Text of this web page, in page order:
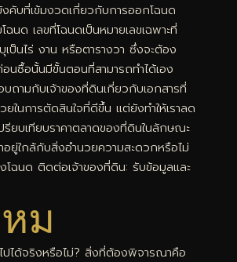
คับที่เข้มงวดเกี่ยวกับการออกโฉนด
ด เลขที่โฉนดเป็นหมายเลขเฉพาะที่
ป็นไร่ งาน หรือตารางวา ซึ่งจะต้อง
ซื้อนั้นมีขั้นตอนที่สามารถทำได้เอง
ามกับเจ้าของที่ดินเกี่ยวกับเอกสารที่
นการตัดสินใจที่ดีขึ้น แต่ยังทำให้เราลด
ยบเทียบราคาตลาดของที่ดินในลักษณะ
ใกล้กับสิ่งอำนวยความสะดวกหรือไม่
โฉนด ติดต่อเจ้าของที่ดิน: รับข้อมูลและ
ม
ปได้จริงหรือไม่? สิ่งที่ต้องพิจารณาคือ